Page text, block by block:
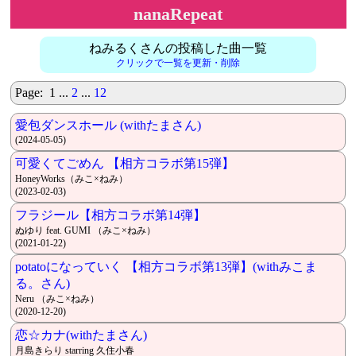
nanaRepeat
ねみるくさんの投稿した曲一覧
クリックで一覧を更新・削除
Page: 1 ... 2 ... 12
愛包ダンスホール (withたまさん)
(2024-05-05)
可愛くてごめん 【相方コラボ第15弾】
HoneyWorks（みこ×ねみ）
(2023-02-03)
フラジール【相方コラボ第14弾】
ぬゆり feat. GUMI （みこ×ねみ）
(2021-01-22)
potatoになっていく 【相方コラボ第13弾】(withみこま
る。さん)
Neru （みこ×ねみ）
(2020-12-20)
恋☆カナ(withたまさん)
月島きらり starring 久住小春